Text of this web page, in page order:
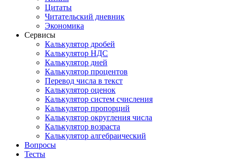
Цитаты
Читательский дневник
Экономика
Сервисы
Калькулятор дробей
Калькулятор НДС
Калькулятор дней
Калькулятор процентов
Перевод числа в текст
Калькулятор оценок
Калькулятор систем счисления
Калькулятор пропорций
Калькулятор округления числа
Калькулятор возраста
Калькулятор алгебраический
Вопросы
Тесты